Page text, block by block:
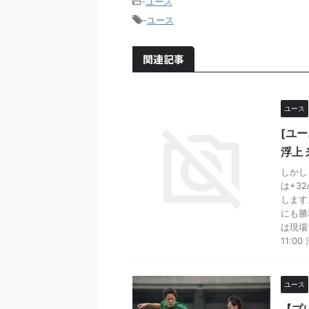
-ユース
関連記事
ユース
[ユ
浮上
しか
は+32
しま
にも
は現
11:00
ユース